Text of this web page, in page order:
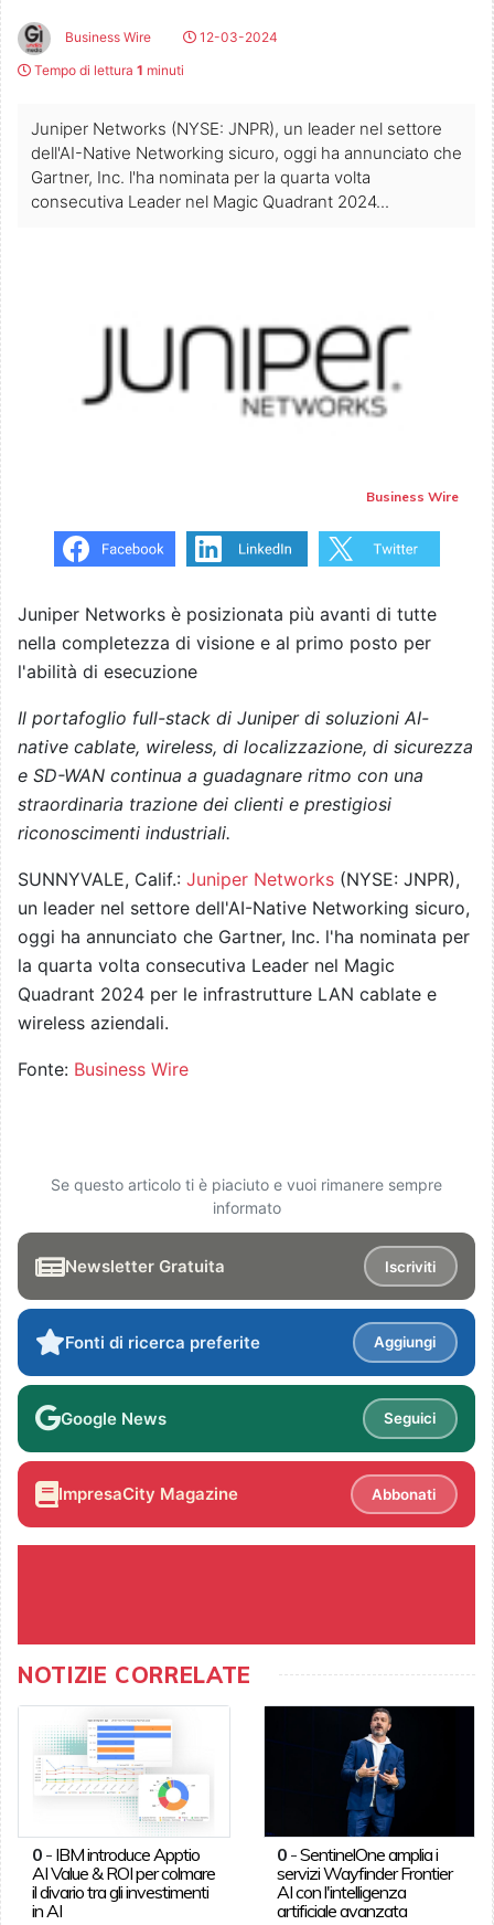
Business Wire
12-03-2024
Tempo di lettura 1 minuti
Juniper Networks (NYSE: JNPR), un leader nel settore
dell'AI-Native Networking sicuro, oggi ha annunciato che
Gartner, Inc. l'ha nominata per la quarta volta
consecutiva Leader nel Magic Quadrant 2024...
Business Wire
Juniper Networks è posizionata più avanti di tutte
nella completezza di visione e al primo posto per
l'abilità di esecuzione
Il portafoglio full-stack di Juniper di soluzioni AI-
native cablate, wireless, di localizzazione, di sicurezza
e SD-WAN continua a guadagnare ritmo con una
straordinaria trazione dei clienti e prestigiosi
riconoscimenti industriali.
SUNNYVALE, Calif.: Juniper Networks (NYSE: JNPR),
un leader nel settore dell'AI-Native Networking sicuro,
oggi ha annunciato che Gartner, Inc. l'ha nominata per
la quarta volta consecutiva Leader nel Magic
Quadrant 2024 per le infrastrutture LAN cablate e
wireless aziendali.
Fonte: Business Wire
Se questo articolo ti è piaciuto e vuoi rimanere sempre
informato
Newsletter Gratuita Iscriviti
Fonti di ricerca preferite Aggiungi
Google News Seguici
ImpresaCity Magazine Abbonati
NOTIZIE CORRELATE
0- IBM introduce Apptio
AI Value & ROI per colmare
il divario tra gli investimenti
in AI
0 -SentinelOne amplia i
servizi Wayfinder Frontier
AI con l'intelligenza
artificiale avanzata